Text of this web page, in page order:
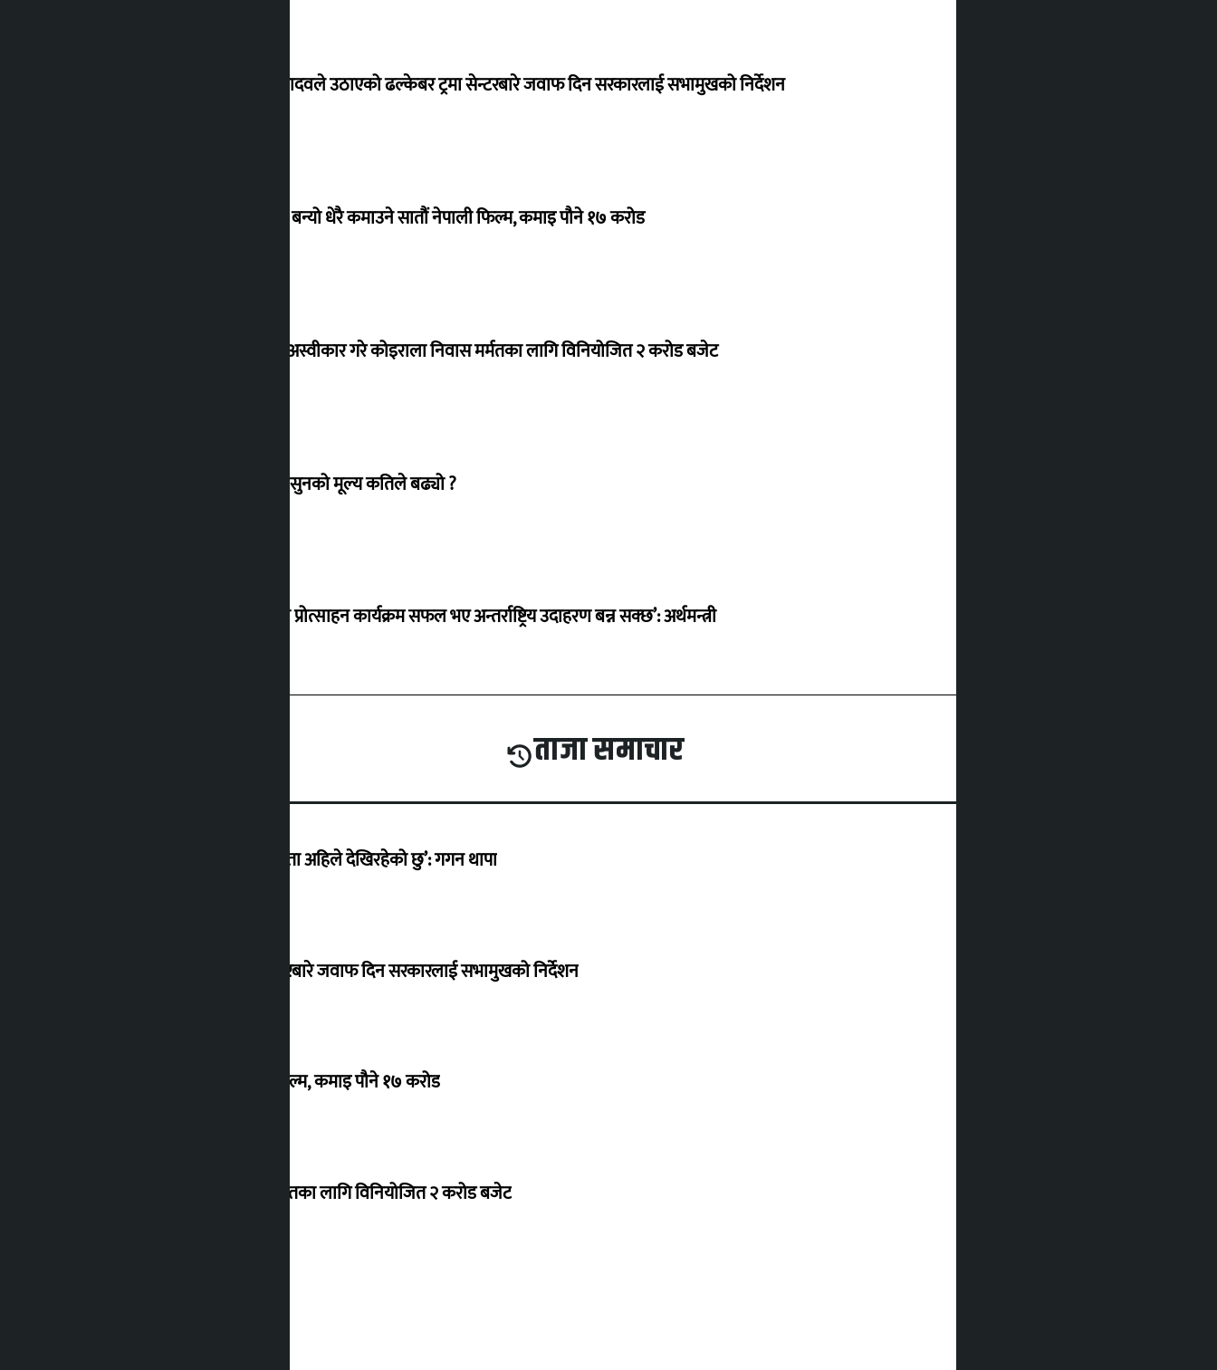
सांसद यादवले उठाएको ढल्केबर ट्रमा सेन्टरबारे जवाफ दिन सरकारलाई सभामुखको निर्देशन
‘गौंथली’ बन्यो धेरै कमाउने सातौं नेपाली फिल्म, कमाइ पौने १७ करोड
शेखरले अस्वीकार गरे कोइराला निवास मर्मतका लागि विनियोजित २ करोड बजेट
शुक्रबार सुनको मूल्य कतिले बढ्यो ?
‘करदाता प्रोत्साहन कार्यक्रम सफल भए अन्तर्राष्ट्रिय उदाहरण बन्न सक्छ’: अर्थमन्त्री
ताजा समाचार
‘देशमा कहिल्यै नभएको शासकीय अराजकता अहिले देखिरहेको छु’: गगन थापा
सांसद यादवले उठाएको ढल्केबर ट्रमा सेन्टरबारे जवाफ दिन सरकारलाई सभामुखको निर्देशन
‘गौंथली’ बन्यो धेरै कमाउने सातौं नेपाली फिल्म, कमाइ पौने १७ करोड
शेखरले अस्वीकार गरे कोइराला निवास मर्मतका लागि विनियोजित २ करोड बजेट